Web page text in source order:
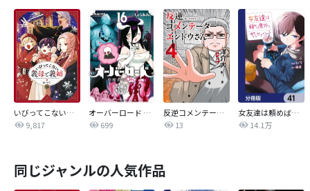
いびってこない義母と義姉
9,817
オーバーロード 不死者のOh!
699
反逆コメンテーターエンドウさん
13
女友達は頼めば意外とヤらせてくれる【分冊版】
14.1万
同じジャンルの人気作品